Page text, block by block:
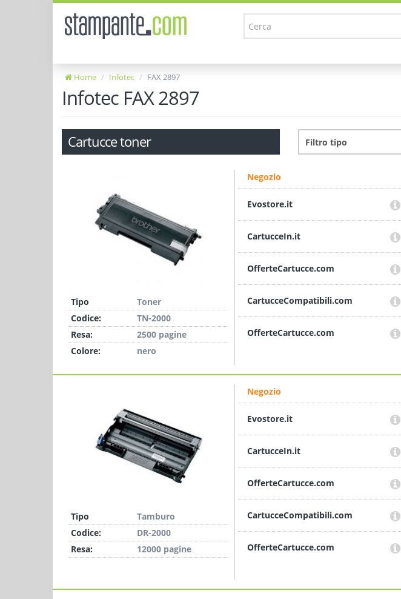
Home Infotec FAX 2897
Infotec FAX 2897
Cartucce toner
Tipo
Toner
Codice:
TN-2000
Resa:
2500 pagine
Colore:
nero
Negozio
Evostore.it
CartucceIn.it
OfferteCartucce.com
CartucceCompatibili.com
OfferteCartucce.com
Tipo
Tamburo
Codice:
DR-2000
Resa:
12000 pagine
Negozio
Evostore.it
CartucceIn.it
OfferteCartucce.com
CartucceCompatibili.com
OfferteCartucce.com